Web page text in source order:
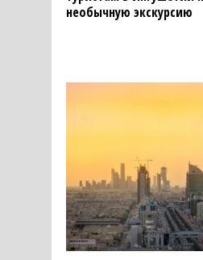
необычную экскурсию